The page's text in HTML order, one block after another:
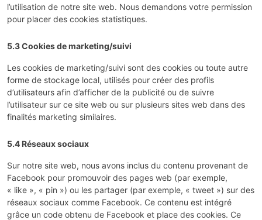
l’utilisation de notre site web. Nous demandons votre permission
pour placer des cookies statistiques.
5.3 Cookies de marketing/suivi
Les cookies de marketing/suivi sont des cookies ou toute autre
forme de stockage local, utilisés pour créer des profils
d’utilisateurs afin d’afficher de la publicité ou de suivre
l’utilisateur sur ce site web ou sur plusieurs sites web dans des
finalités marketing similaires.
5.4 Réseaux sociaux
Sur notre site web, nous avons inclus du contenu provenant de
Facebook pour promouvoir des pages web (par exemple,
« like », « pin ») ou les partager (par exemple, « tweet ») sur des
réseaux sociaux comme Facebook. Ce contenu est intégré
grâce un code obtenu de Facebook et place des cookies. Ce